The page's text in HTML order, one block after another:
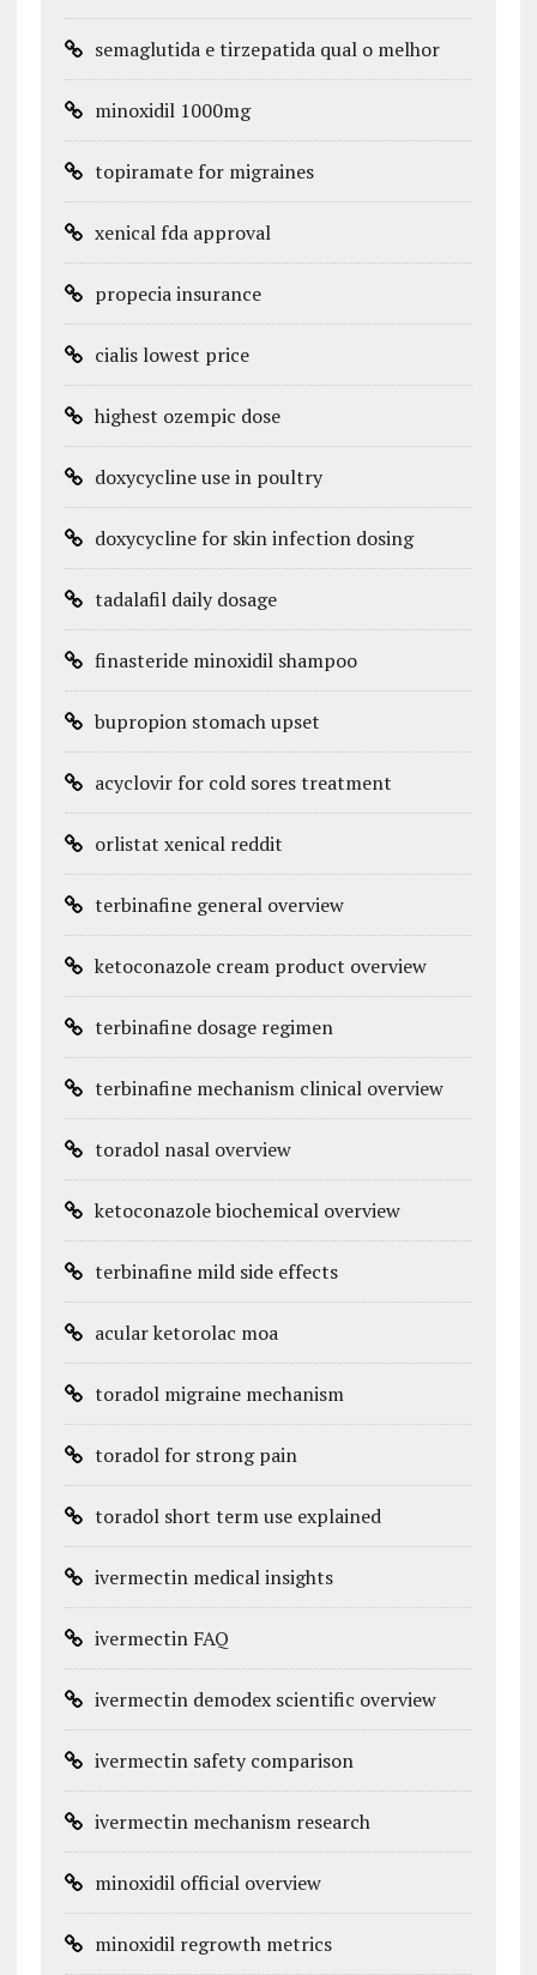
semaglutida e tirzepatida qual o melhor
minoxidil 1000mg
topiramate for migraines
xenical fda approval
propecia insurance
cialis lowest price
highest ozempic dose
doxycycline use in poultry
doxycycline for skin infection dosing
tadalafil daily dosage
finasteride minoxidil shampoo
bupropion stomach upset
acyclovir for cold sores treatment
orlistat xenical reddit
terbinafine general overview
ketoconazole cream product overview
terbinafine dosage regimen
terbinafine mechanism clinical overview
toradol nasal overview
ketoconazole biochemical overview
terbinafine mild side effects
acular ketorolac moa
toradol migraine mechanism
toradol for strong pain
toradol short term use explained
ivermectin medical insights
ivermectin FAQ
ivermectin demodex scientific overview
ivermectin safety comparison
ivermectin mechanism research
minoxidil official overview
minoxidil regrowth metrics